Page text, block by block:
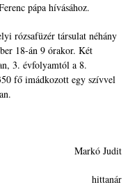
pápa hívásához.
rózsafüzér társulat néhány
18-án 9 órakor. Két
3. évfolyamtól a 8.
fő imádkozott egy szívvel
Markó Judit
hittanár